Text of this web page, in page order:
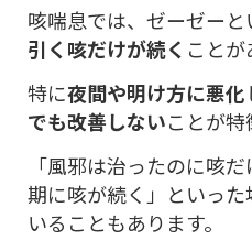
咳喘息では、ゼーゼーと
引く咳だけが続く ことが
特に夜間や明け方に悪化
でも改善しないことが特
「風邪は治ったのに咳
期に咳が続く」といっ
いることもあります。